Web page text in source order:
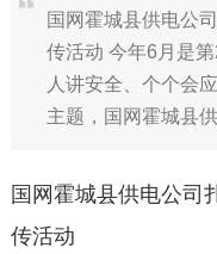
国网霍城县供电公
传活动 今年6月是第
人讲安全、个个会
主题，国网霍城县
国网霍城县供电公司
传活动